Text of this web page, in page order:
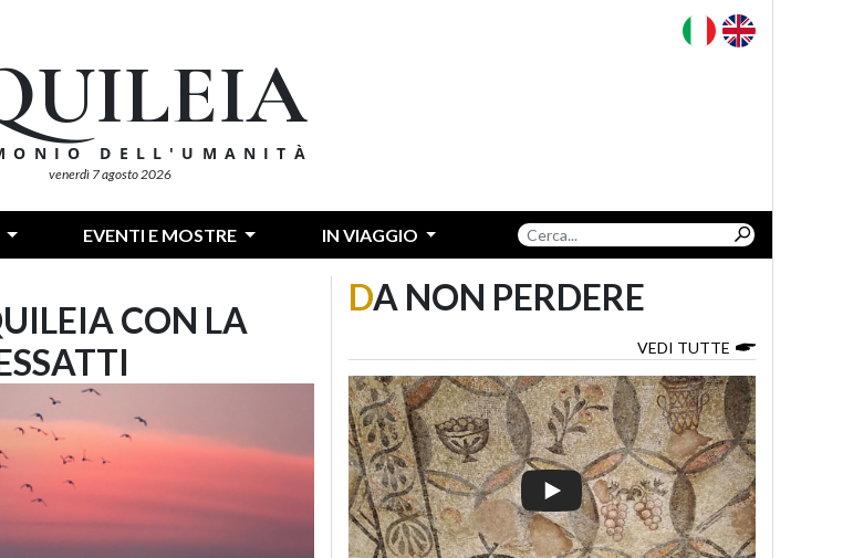
DELL'UMANITÀ
venerdì 7 agosto 2026
EVENTI E MOSTRE IN VIAGGIO
CON LA
DA NON PERDERE
VEDI TUTTE